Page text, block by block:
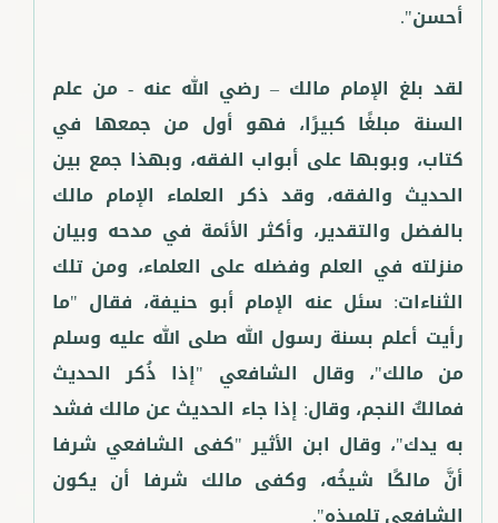
لقد بلغ الإمام مالك – رضي الله عنه - من علم
السنة مبلغًا كبيرًا، فهو أول من جمعها في
كتاب، وبوبها على أبواب الفقه، وبهذا جمع بين
الحديث والفقه، وقد ذكر العلماء الإمام مالك
بالفضل والتقدير، وأكثر الأئمة في مدحه وبيان
منزلته في العلم وفضله على العلماء، ومن تلك
الثناءات: سئل عنه الإمام أبو حنيفة، فقال "ما
رأيت أعلم بسنة رسول الله صلى الله عليه وسلم
من مالك"، وقال الشافعي "إذا ذُكر الحديث
فمالكٌ النجم، وقال: إذا جاء الحديث عن مالك فشد
به يدك"، وقال ابن الأثير "كفى الشافعي شرفا
أنَّ مالكًا شيخُه، وكفى مالك شرفا أن يكون